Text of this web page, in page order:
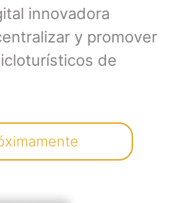
innovadora
y promover
de